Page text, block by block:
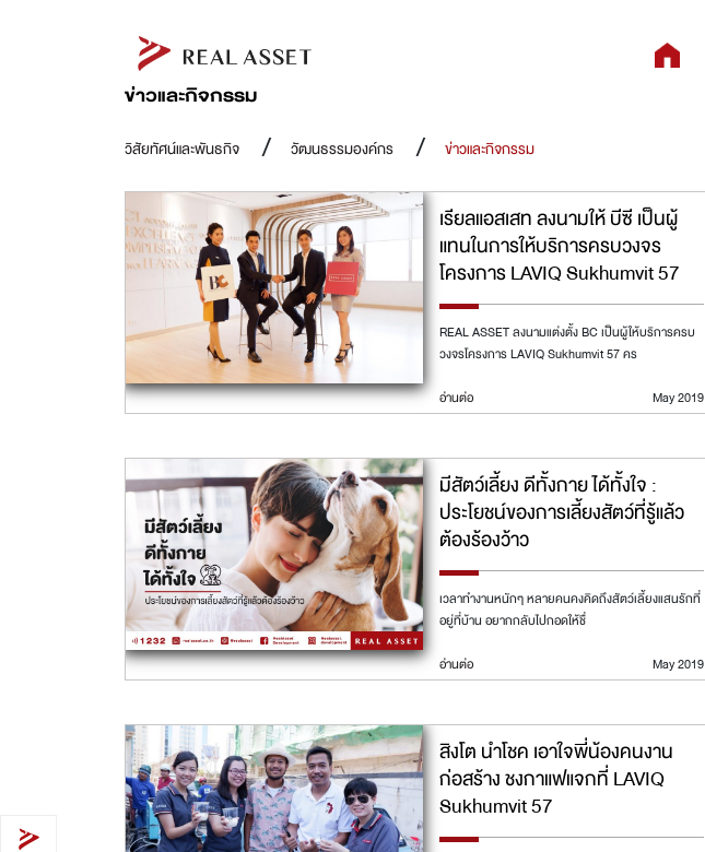
ข่าวและกิจกรรม
วิสัยทัศน์และพันธกิจ วัฒนธรรมองค์กร ข่าวและกิจกรรม
เรียลแอสเสท ลงนามให้ บีซี เป็นผู้
แทนในการให้บริการครบวงจร
โครงการ LAVIQ Sukhumvit 57
REAL ASSET ลงนามแต่งตั้ง BC เป็นผู้ให้บริการครบ
วงจรโครงการ LAVIQ Sukhumvit 57 คร
May 2019
อ่านต่อ
มีสัตว์เลี้ยง ดีทั้งกาย ได้ทั้งใจ :
ประโยชน์ของการเลี้ยงสัตว์ที่รู้แล้ว
ต้องร้องว้าว
เวลาทำงานหนักๆ หลายคนคงคิดถึงสัตว์เลี้ยงแสนรักที่
อยู่ที่บ้าน อยากกลับไปกอดให้ชื่
May 2019
อ่านต่อ
สิงโต นำโชค เอาใจพี่น้องคนงาน
ก่อสร้าง ชงกาแฟแจกที่ LAVIQ
Sukhumvit 57